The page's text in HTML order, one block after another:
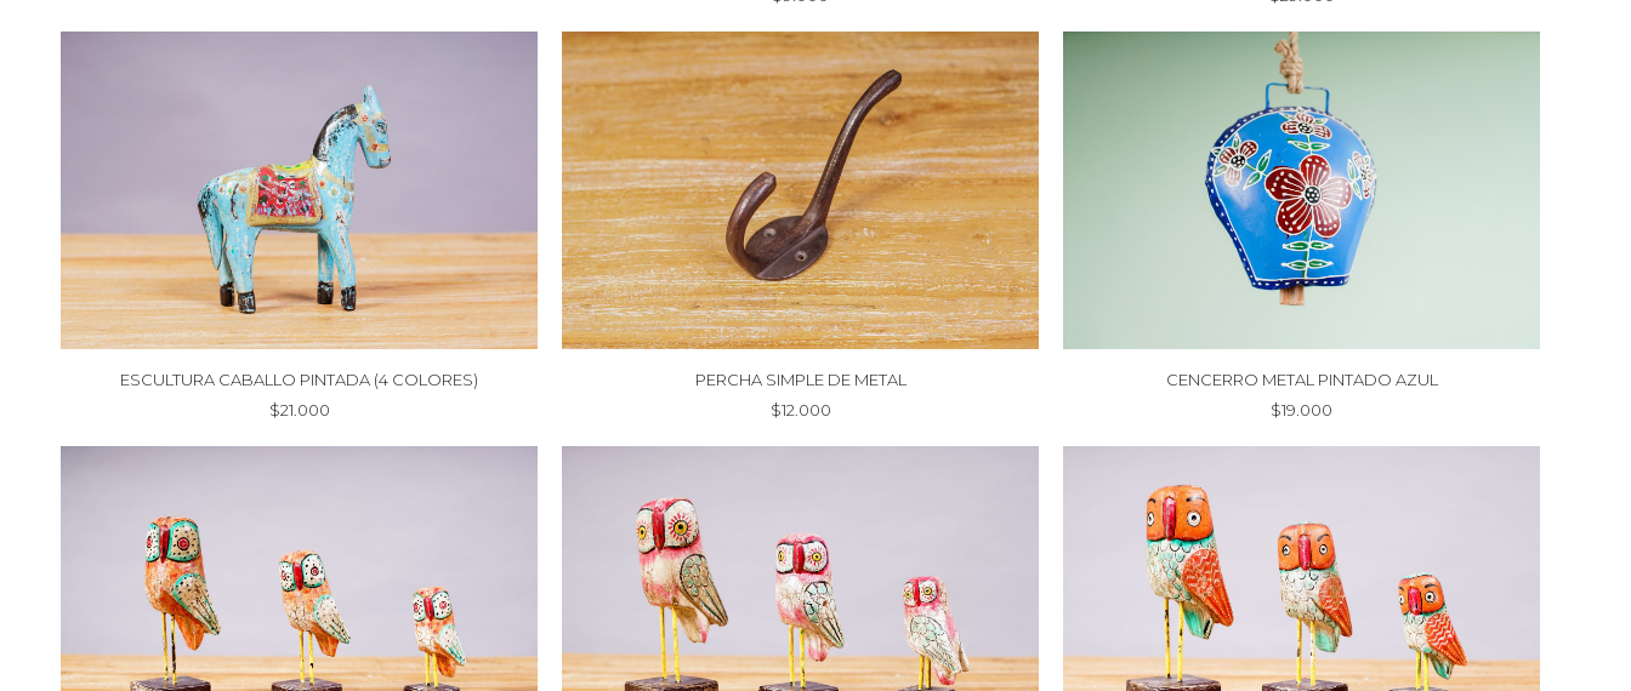
ESCULTURA CABALLO PINTADA (4 COLORES)
$21.000
PERCHA SIMPLE DE METAL
$12.000
CENCERRO METAL PINTADO AZUL
$19.000